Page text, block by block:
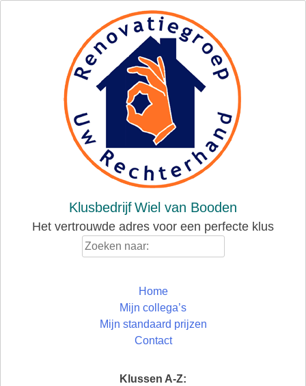
KlusbedrijfWiel van Booden
Het vertrouwde adres voor een perfecte klus
Home
Mijn collega’s
Mijn standaard prijzen
Contact
Klussen A-Z: